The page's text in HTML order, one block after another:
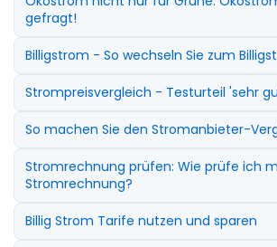
gefragt!
Billigstrom - So wechseln Sie zum
Strompreisvergleich - Testurteil 'sehr
So machen Sie den Stromanbieter-
Stromrechnung prüfen: Wie prüfe ich
Stromrechnung?
Billig Strom Tarife nutzen und sparen